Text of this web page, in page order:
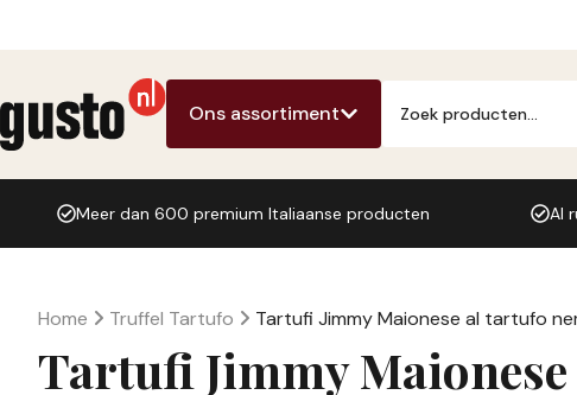
naar
inhoud
Ons assortiment
Producten
zoeken
Meer dan 600 premium Italiaanse producten Al
Home Truffel Tartufo Tartufi Jimmy Maionese al tartufo
Tartufi Jimmy